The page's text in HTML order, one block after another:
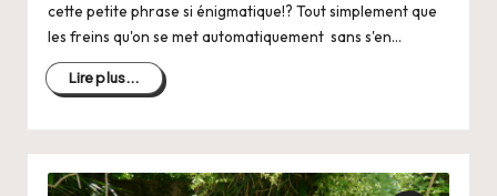
cette petite phrase si énigmatique!? Tout simplement que
les freins qu'on se met automatiquement sans s'en…
Lire plus...